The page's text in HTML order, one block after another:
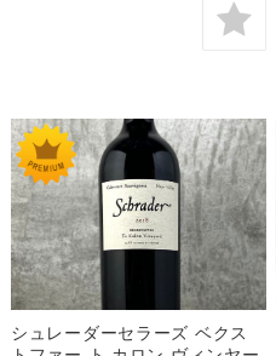
シュレーダーセラーズ ベクス